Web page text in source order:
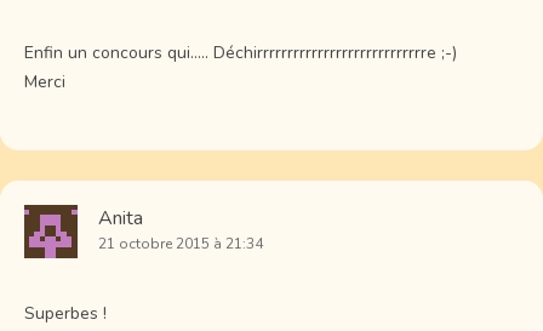
Enfin un concours qui….. Déchirrrrrrrrrrrrrrrrrrrrrrrrrrrre ;-)
Merci
Anita
21 octobre 2015 à 21:34
Superbes !